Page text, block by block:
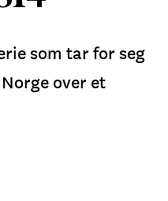
som tar for seg
over et